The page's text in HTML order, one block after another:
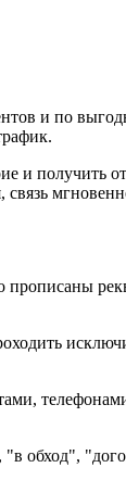
и по
и получить
прописаны
"в обход",